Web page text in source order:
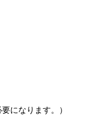
になります。）